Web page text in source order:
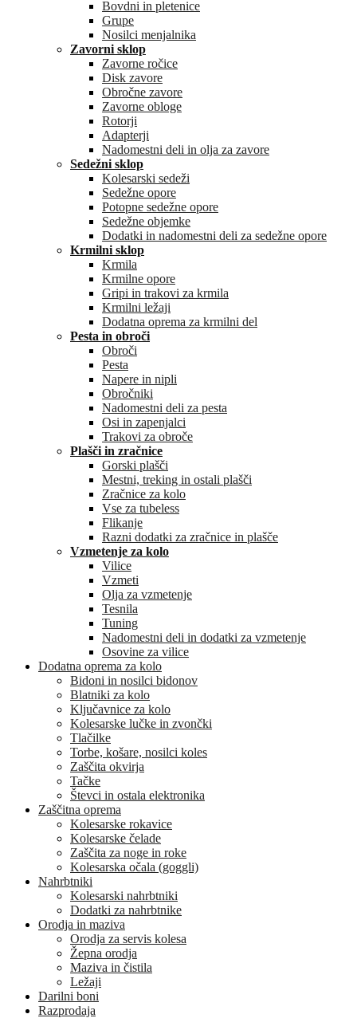
Bovdni in pletenice
Grupe
Nosilci menjalnika
Zavorni sklop
Zavorne ročice
Disk zavore
Obročne zavore
Zavorne obloge
Rotorji
Adapterji
Nadomestni deli in olja za zavore
Sedežni sklop
Kolesarski sedeži
Sedežne opore
Potopne sedežne opore
Sedežne objemke
Dodatki in nadomestni deli za sedežne opore
Krmilni sklop
Krmila
Krmilne opore
Gripi in trakovi za krmila
Krmilni ležaji
Dodatna oprema za krmilni del
Pesta in obroči
Obroči
Pesta
Napere in nipli
Obročniki
Nadomestni deli za pesta
Osi in zapenjalci
Trakovi za obroče
Plašči in zračnice
Gorski plašči
Mestni, treking in ostali plašči
Zračnice za kolo
Vse za tubeless
Flikanje
Razni dodatki za zračnice in plašče
Vzmetenje za kolo
Vilice
Vzmeti
Olja za vzmetenje
Tesnila
Tuning
Nadomestni deli in dodatki za vzmetenje
Osovine za vilice
Dodatna oprema za kolo
Bidoni in nosilci bidonov
Blatniki za kolo
Ključavnice za kolo
Kolesarske lučke in zvončki
Tlačilke
Torbe, košare, nosilci koles
Zaščita okvirja
Tačke
Števci in ostala elektronika
Zaščitna oprema
Kolesarske rokavice
Kolesarske čelade
Zaščita za noge in roke
Kolesarska očala (goggli)
Nahrbtniki
Kolesarski nahrbtniki
Dodatki za nahrbtnike
Orodja in maziva
Orodja za servis kolesa
Žepna orodja
Maziva in čistila
Ležaji
Darilni boni
Razprodaja